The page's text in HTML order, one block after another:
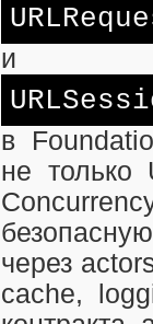
и
в
не только
через
cache,